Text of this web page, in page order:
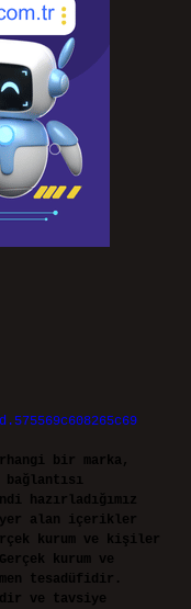
bir marka,
hazırladığımız
yer alan içerikler
kurum ve kişiler
kurum ve
tesadüfidir.
ve tavsiye